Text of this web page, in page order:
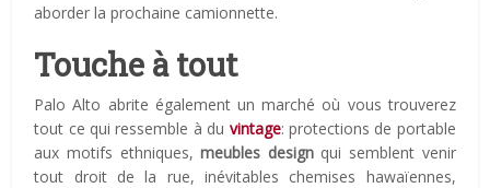
aborder la prochaine camionnette.
Touche à tout
Palo Alto abrite également un marché où vous trouverez
tout ce qui ressemble à du vintage: protections de portable
aux motifs ethniques,meubles designqui semblent venir
tout droit de la rue, inévitables chemises hawaïennes,